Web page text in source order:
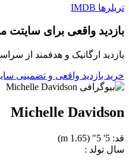
تریلرها IMDB
بازدید واقعی برای سایتت
بازدید ارگانیک و هدفمند از
خرید بازدید واقعی و تضمینی
Michelle Davidson
قد: 5' 5" (1.65 m)
سال تولد :